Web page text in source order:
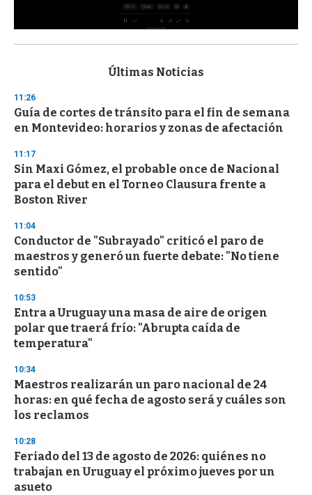
s
d
s
o
f
3
s
c
o
d
s
Últimas Noticias
11:26
Guía de cortes de tránsito para el fin de semana
en Montevideo: horarios y zonas de afectación
11:17
Sin Maxi Gómez, el probable once de Nacional
para el debut en el Torneo Clausura frente a
Boston River
11:04
Conductor de "Subrayado" criticó el paro de
maestros y generó un fuerte debate: "No tiene
sentido"
10:53
Entra a Uruguay una masa de aire de origen
polar que traerá frío: "Abrupta caída de
temperatura"
10:34
Maestros realizarán un paro nacional de 24
horas: en qué fecha de agosto será y cuáles son
los reclamos
10:28
Feriado del 13 de agosto de 2026: quiénes no
trabajan en Uruguay el próximo jueves por un
asueto